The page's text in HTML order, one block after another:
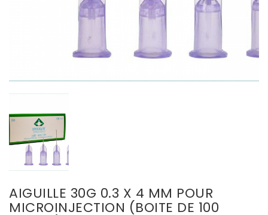
AIGUILLE 30G 0.3 X 4 MM POUR
MICROINJECTION (BOITE DE 100